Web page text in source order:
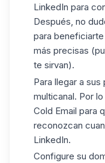
LinkedIn para
Después, no
para
más precisas
te sirvan).
Para llegar a
multicanal. Por
Cold Email para
reconozcan
LinkedIn.
Configure su